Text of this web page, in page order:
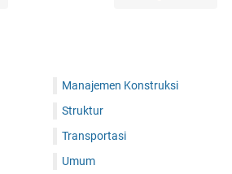
Manajemen Konstruksi
Struktur
Transportasi
Umum